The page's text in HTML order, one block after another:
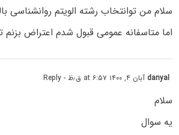
سلام من توانتخاب رشته الویتم روانشناسی
اما متاسفانه عمومی قبول شدم اعتراض بزنم
danyal آبان ۴, ۱۴۰۰ at ۶:۵۷ ق٫ظ - Reply
سلام
یه سوال